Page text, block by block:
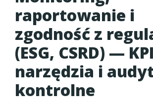
raportowanie i
zgodność z
(ESG, CSRD) —
narzędzia i
kontrolne